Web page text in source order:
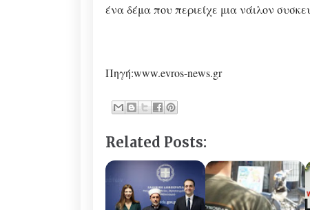
ένα δέμα που περιείχε μια νάιλον
Πηγή:www.evros-news.gr
Related Posts: